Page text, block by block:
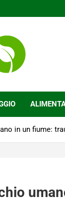
in un fiume: